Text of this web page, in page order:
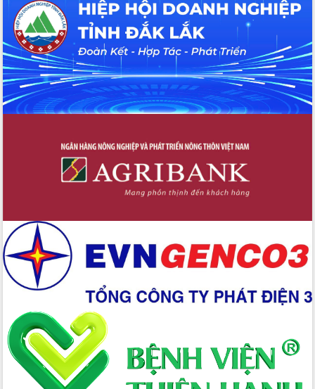
Tháo gỡ những vướng mắc, đẩy mạnh
công tác cải cách thủ tục hành chính
tại Trung tâm Phục vụ hành chính
công tỉnh
Đắk Lắk: Tôn vinh 46 giải pháp tại Hội
thi Sáng tạo Kỹ thuật 2024 - 2025
Đắk Lắk rà soát, điều chỉnh Đề án 190
Trương Công Thái kiểm tra thực địa
Dự án cao tốc Khánh Hòa - Buôn Ma
Định vị cà phê Việt Nam như một “di
Xây dựng nông thôn mới: Nâng cao đời
sống người dân từ những mô hình thiết
thực
Quyết liệt tháo gỡ vướng mắc, đẩy
nhanh tiến độ các dự án trọng điểm
trong Khu kinh tế Nam Phú Yên
Hòn Yến phát triển du lịch gắn với bảo
tồn biển
Lấy ý kiến điều chỉnh Quy hoạch tỉnh
Đắk Lắk thời kỳ 2021-2030, tầm nhìn
đến năm 2050